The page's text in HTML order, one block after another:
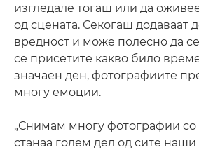
изгледале тогаш или да
од сцената. Секогаш додаваат
вредност и може полесно да
се присетите какво било
значаен ден, фотографиите
многу емоции.
„Снимам многу фотографии со
станаа голем дел од сите